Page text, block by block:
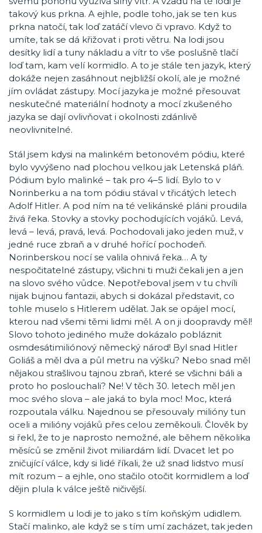
takový kus prkna. A ejhle, podle toho, jak se ten kus
prkna natočí, tak loď zatáčí vlevo či vpravo. Když to
umíte, tak se dá křižovat i proti větru. Na lodi jsou
desítky lidí a tuny nákladu a vítr to vše poslušně tlačí
loď tam, kam velí kormidlo. A to je stále ten jazyk, který
dokáže nejen zasáhnout nejbližší okolí, ale je možné
jím ovládat zástupy. Mocí jazyka je možné přesouvat
neskutečné materiální hodnoty a mocí zkušeného
jazyka se dají ovlivňovat i okolnosti zdánlivě
neovlivnitelné.
Stál jsem kdysi na malinkém betonovém pódiu, které
bylo vyvýšeno nad plochou velkou jak Letenská pláň.
Pódium bylo malinké – tak pro 4–5 lidí. Bylo to v
Norinberku a na tom pódiu stával v třicátých letech
Adolf Hitler. A pod ním na té velikánské pláni proudila
živá řeka. Stovky a stovky pochodujících vojáků. Levá,
levá – levá, pravá, levá. Pochodovali jako jeden muž, v
jedné ruce zbraň a v druhé hořící pochodeň.
Norinberskou nocí se valila ohnivá řeka… A ty
nespočitatelné zástupy, všichni ti muži čekali jen a jen
na slovo svého vůdce. Nepotřeboval jsem v tu chvíli
nijak bujnou fantazii, abych si dokázal představit, co
tohle muselo s Hitlerem udělat. Jak se opájel mocí,
kterou nad všemi těmi lidmi měl. A on ji doopravdy měl!
Slovo tohoto jediného muže dokázalo pobláznit
osmdesátimiliónový německý národ! Byl snad Hitler
Goliáš a měl dva a půl metru na výšku? Nebo snad měl
nějakou strašlivou tajnou zbraň, které se všichni báli a
proto ho poslouchali? Ne! V těch 30. letech měl jen
moc svého slova – ale jaká to byla moc! Moc, která
rozpoutala válku. Najednou se přesouvaly milióny tun
oceli a milióny vojáků přes celou zeměkouli. Člověk by
si řekl, že to je naprosto nemožné, ale během několika
měsíců se změnil život miliardám lidí. Dvacet let po
zničující válce, kdy si lidé říkali, že už snad lidstvo musí
mít rozum – a ejhle, ono stačilo otočit kormidlem a loď
dějin plula k válce ještě ničivější.
S kormidlem u lodi je to jako s tím koňským udidlem.
Stačí malinko, ale když se s tím umí zacházet, tak jeden